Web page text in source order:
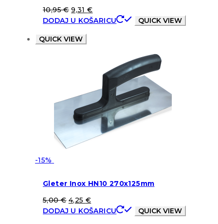
10,95€ 9,31€
DODAJ U KOŠARICU
QUICK VIEW
QUICK VIEW
-15%
Gleter Inox HN10 270x125mm
5,00€ 4,25 €
DODAJ U KOŠARICU
QUICK VIEW